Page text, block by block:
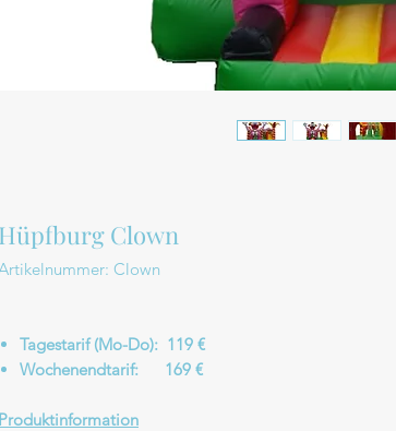
Hüpfburg Clown
Clown
Tagestarif (Mo-Do): 119 €
Wochenendtarif: 169 €
Produktinformation